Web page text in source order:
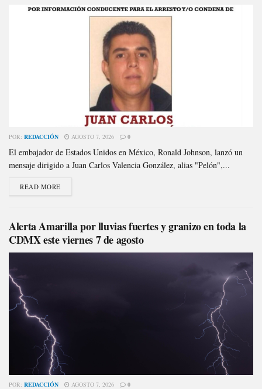
POR: REDACCIÓN AGOSTO 7, 2026 0
El embajador de Estados Unidos en México, Ronald Johnson, lanzó un
mensaje dirigido a Juan Carlos Valencia González, alias "Pelón",...
READ MORE
Alerta Amarilla por lluvias fuertes y granizo en toda la
CDMX este viernes 7 de agosto
POR: REDACCIÓN AGOSTO 7, 2026 0